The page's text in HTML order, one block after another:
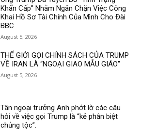
Khẩn Cấp” Nhằm Ngăn Chặn Việc Công
Khai Hồ Sơ Tài Chính Của Mình Cho Đài
BBC
August 5, 2026
THẾ GIỚI GỌI CHÍNH SÁCH CỦA TRUMP
VỀ IRAN LÀ “NGOẠI GIAO MẪU GIÁO”
August 5, 2026
Tân ngoại trưởng Anh phớt lờ các câu
hỏi về việc gọi Trump là “kẻ phân biệt
chủng tộc”.